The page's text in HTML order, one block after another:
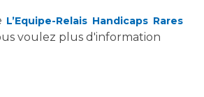
L’Equipe-Relais Handicaps Rares
voulez plus d'information